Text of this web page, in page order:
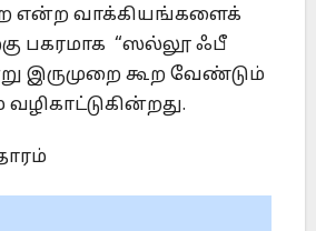
வாக்கியங்களைக்
பகரமாக “ஸல்லூ ஃபீ
இருமுறை கூற வேண்டும்